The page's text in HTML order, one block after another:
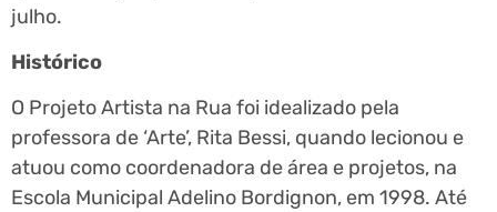
julho.
Histórico
O Projeto Artista na Rua foi idealizado pela
professora de ‘Arte’, Rita Bessi, quando lecionou e
atuou como coordenadora de área e projetos, na
Escola Municipal Adelino Bordignon, em 1998. Até